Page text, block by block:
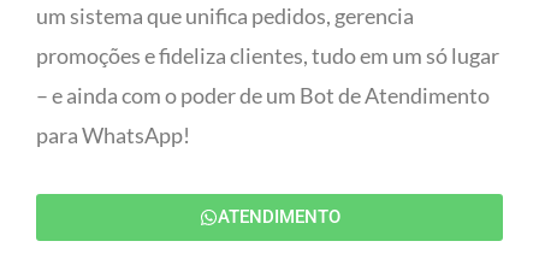
um sistema que unifica pedidos, gerencia
promoções e fideliza clientes, tudo em um só lugar
– e ainda com o poder de um Bot de Atendimento
para WhatsApp!
ATENDIMENTO